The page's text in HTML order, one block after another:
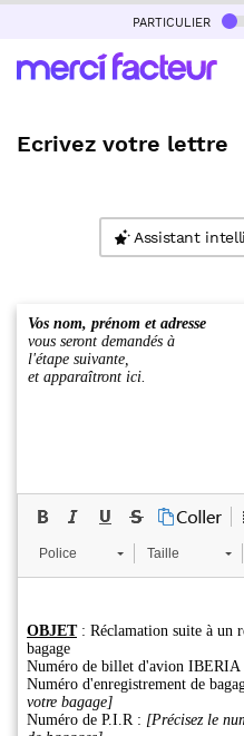
particulier
Ecrivez votre lettre
Assistant
Vos nom, prénom et adresse
vous seront demandés à
l'étape suivante,
et apparaîtront ici.
Police Taille